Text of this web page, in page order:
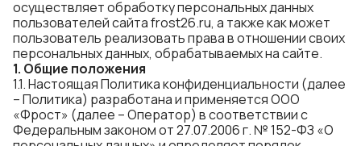
осуществляет обработку персональных данных
пользователей сайта frost26.ru, а также как может
пользователь реализовать права в отношении своих
персональных данных, обрабатываемых на сайте.
1. Общие положения
1.1. Настоящая Политика конфиденциальности (далее
– Политика) разработана и применяется ООО
«Фрост» (далее – Оператор) в соответствии с
Федеральным законом от 27.07.2006 г. № 152-ФЗ «О